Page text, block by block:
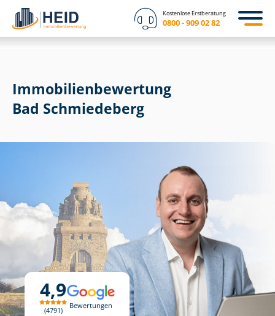
Kostenlose Erstberatung
0800 - 909 02 82
4,9
4791
Bewertungen
Immobilien­bewertung
Bad Schmiedeberg